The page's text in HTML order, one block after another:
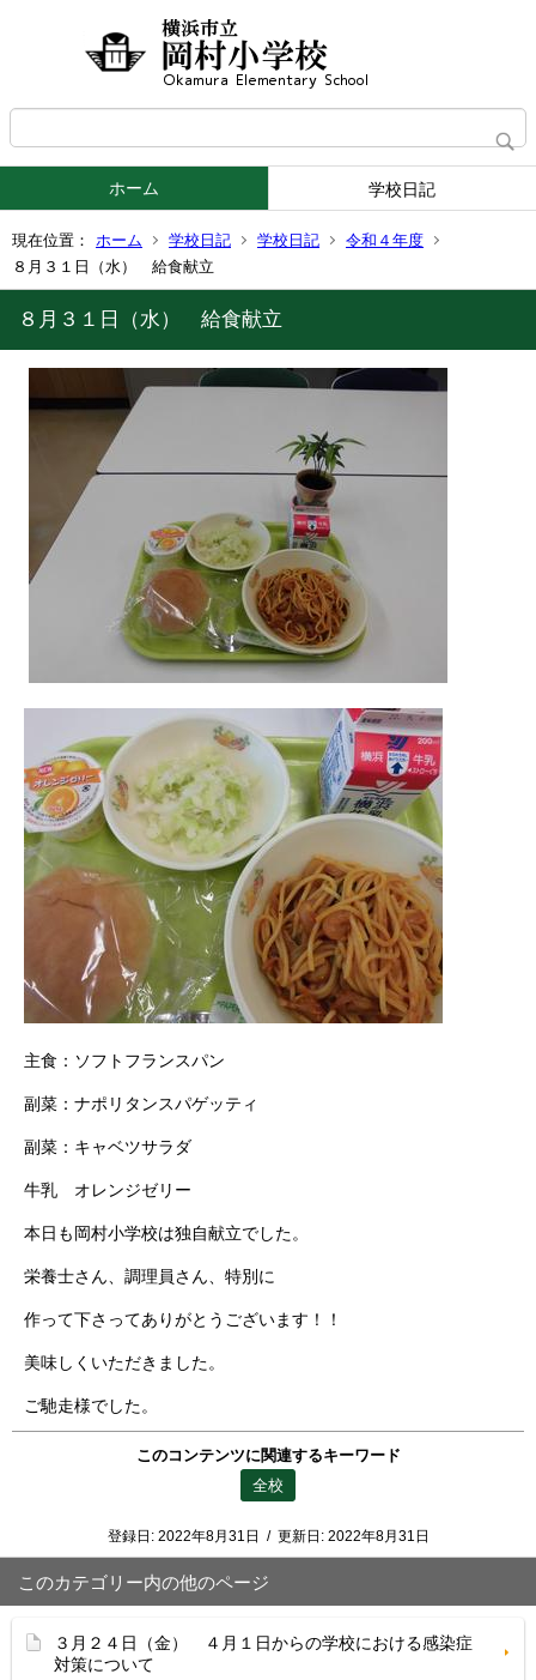
ホーム 学校日記
現在位置： ホーム 学校日記 学校日記
令和４年度
８月３１日（水） 給食献立
８月３１日（水） 給食献立
主食：ソフトフランスパン
副菜：ナポリタンスパゲッティ
副菜：キャベツサラダ
牛乳 オレンジゼリー
本日も岡村小学校は独自献立でした。
栄養士さん、調理員さん、特別に
作って下さってありがとうございます！！
美味しくいただきました。
ご馳走様でした。
このコンテンツに関連するキーワード
全校
登録日: 2022年8月31日 / 更新日: 2022年8月31日
このカテゴリー内の他のページ
３月２４日（金） ４月１日からの学校における感染症
対策について